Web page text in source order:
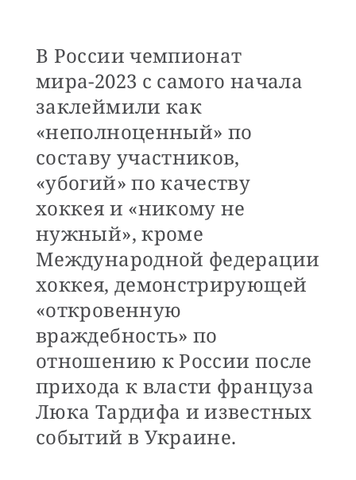
В России чемпионат
мира-2023 с самого начала
заклеймили как
«неполноценный» по
составу участников,
«убогий» по качеству
хоккея и «никому не
нужный», кроме
Международной федерации
хоккея, демонстрирующей
«откровенную
враждебность» по
отношению к России после
прихода к власти француза
Люка Тардифа и известных
событий в Украине.